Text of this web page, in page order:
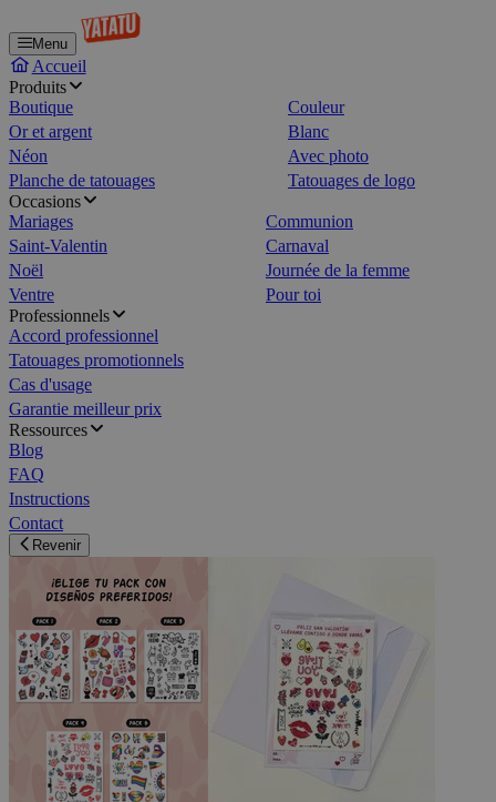
Menu
Accueil
Produits
Boutique
Couleur
Or et argent
Blanc
Néon
Avec photo
Planche de tatouages
Tatouages de logo
Occasions
Mariages
Communion
Saint-Valentin
Carnaval
Noël
Journée de la femme
Ventre
Pour toi
Professionnels
Accord professionnel
Tatouages promotionnels
Cas d'usage
Garantie meilleur prix
Ressources
Blog
FAQ
Instructions
Contact
Revenir